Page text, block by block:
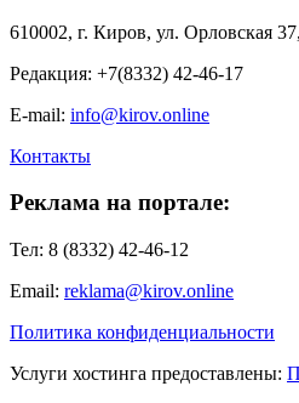
610002, г. Киров, ул. Орловская
Редакция: +7(8332) 42-46-17
E-mail: info@kirov.online
Контакты
Реклама на портале:
Тел: 8 (8332) 42-46-12
Email: reklama@kirov.online
Политика конфиденциальности
Услуги хостинга предоставлены: